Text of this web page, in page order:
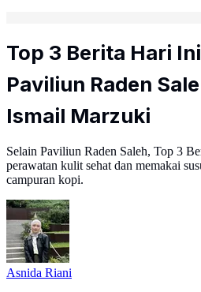
Top 3 Berita Hari
Paviliun Raden
Ismail Marzuki
Selain Paviliun Raden Saleh, Top 3
perawatan kulit sehat dan memakai
campuran kopi.
Asnida Riani